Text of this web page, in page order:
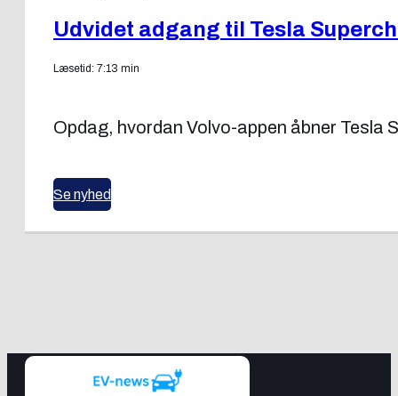
Udvidet adgang til Tesla
Læsetid: 7:13 min
Opdag, hvordan Volvo-appen åbner Tesla
Se nyhed